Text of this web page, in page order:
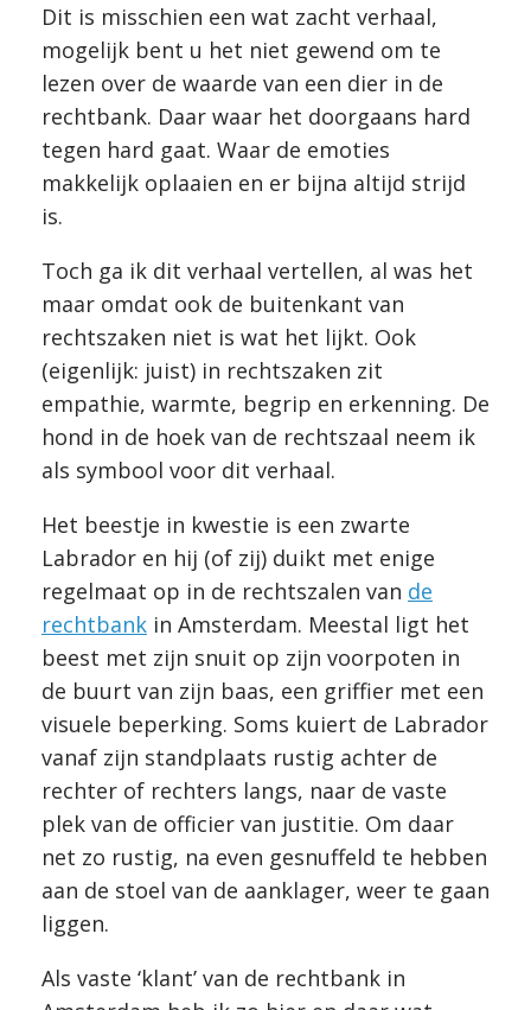
Dit is misschien een wat zacht verhaal,
mogelijk bent u het niet gewend om te
lezen over de waarde van een dier in de
rechtbank. Daar waar het doorgaans hard
tegen hard gaat. Waar de emoties
makkelijk oplaaien en er bijna altijd strijd
is.
Toch ga ik dit verhaal vertellen, al was het
maar omdat ook de buitenkant van
rechtszaken niet is wat het lijkt. Ook
(eigenlijk: juist) in rechtszaken zit
empathie, warmte, begrip en erkenning. De
hond in de hoek van de rechtszaal neem ik
als symbool voor dit verhaal.
Het beestje in kwestie is een zwarte
Labrador en hij (of zij) duikt met enige
regelmaat op in de rechtszalen van de
rechtbank in Amsterdam. Meestal ligt het
beest met zijn snuit op zijn voorpoten in
de buurt van zijn baas, een griffier met een
visuele beperking. Soms kuiert de Labrador
vanaf zijn standplaats rustig achter de
rechter of rechters langs, naar de vaste
plek van de officier van justitie. Om daar
net zo rustig, na even gesnuffeld te hebben
aan de stoel van de aanklager, weer te gaan
liggen.
Als vaste ‘klant’ van de rechtbank in